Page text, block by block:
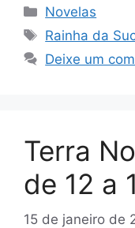
Categorias
Novelas
Tags
Rainha da
Deixe um
Terra
de 12 a
15 de janeiro de